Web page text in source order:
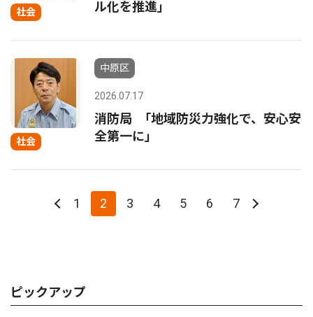
社会
ル化を推進｣
社会
中原区
2026.07.17
消防局 ｢地域防災力強化で、安心安
全第一に｣
1 2 3 4 5 6 7
ピックアップ